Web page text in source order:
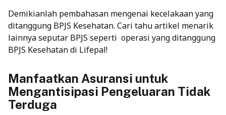
Demikianlah pembahasan mengenai kecelakaan yang
ditanggung BPJS Kesehatan. Cari tahu artikel menarik
lainnya seputar BPJS seperti operasi yang ditanggung
BPJS Kesehatan di Lifepal!
Manfaatkan Asuransi untuk
Mengantisipasi Pengeluaran Tidak
Terduga